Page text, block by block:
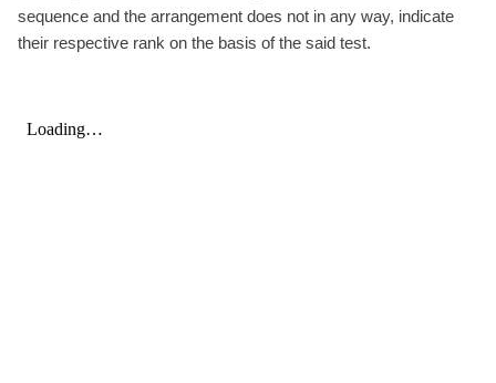
sequence and the arrangement does not in any way, indicate
their respective rank on the basis of the said test.